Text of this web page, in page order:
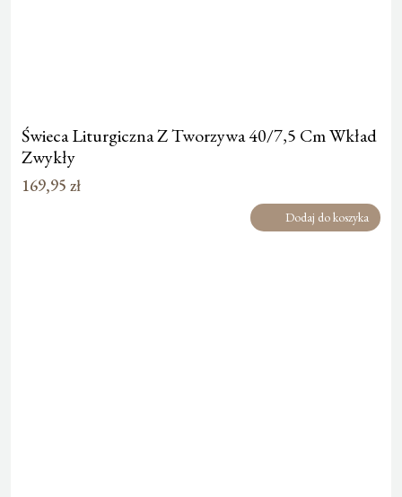
Świeca Liturgiczna Z Tworzywa 40/7,5 Cm Wkład
Zwykły
169,95 zł
Dodaj do koszyka